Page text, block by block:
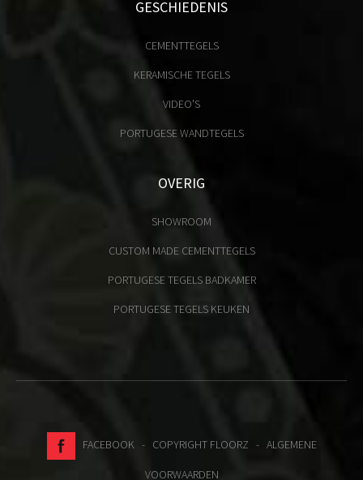
GESCHIEDENIS
CEMENTTEGELS
KERAMISCHE TEGELS
VIDEO'S
PORTUGESE WANDTEGELS
OVERIG
SHOWROOM
CUSTOM MADE CEMENTTEGELS
PORTUGESE TEGELS BADKAMER
PORTUGESE TEGELS KEUKEN
FACEBOOK- COPYRIGHT FLOORZ - ALGEMENE
VOORWAARDEN